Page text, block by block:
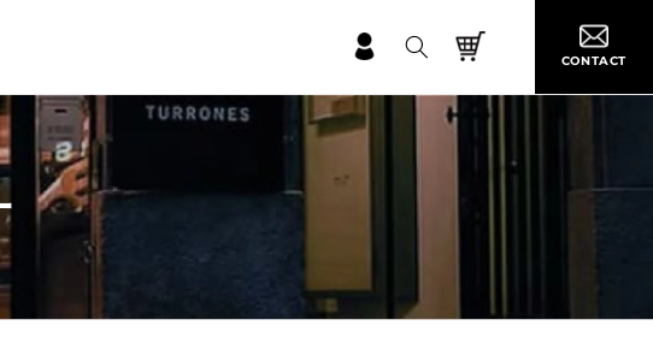
グ
イ
ン
ー
CONTACT